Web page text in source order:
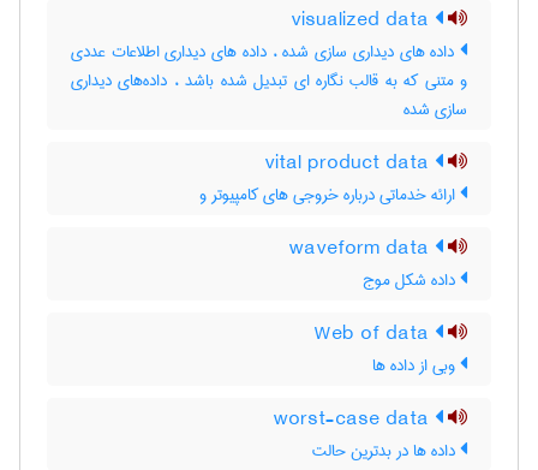
داده های دیداری سازی شده ، داده های دیداری اطلاعات عددی
و متنی که به قالب نگاره ای تبدیل شده باشد ، داده‌های دیداری
سازی شده
ارائه خدماتی درباره خروجی های کامپیوتر و
داده شکل موج
وبی از داده ها
داده ها در بدترین حالت